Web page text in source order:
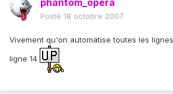
phantom_opera
Posté 18 octobre 2007
Vivement qu'on automatise toutes les
ligne 14